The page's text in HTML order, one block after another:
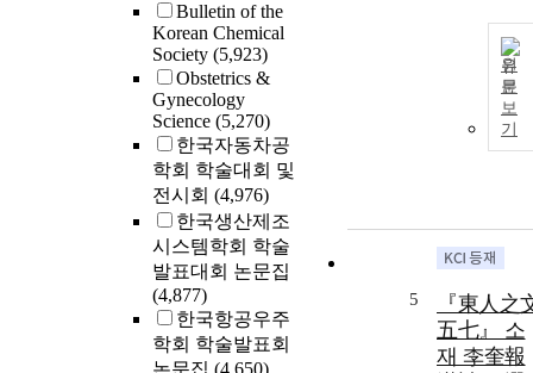
Bulletin of the
Korean Chemical
Society (5,923)
Obstetrics &
Gynecology
Science (5,270)
한국자동차공
학회 학술대회 및
전시회 (4,976)
한국생산제조
시스템학회 학술
발표대회 논문집
(4,877)
한국항공우주
학회 학술발표회
원
문
보
기
5
『東人之
五七』 소
재 李奎報